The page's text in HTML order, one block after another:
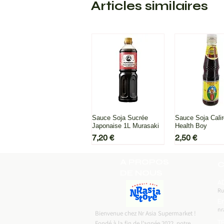
Articles similaires
Aperçu rapide
Sauce Soja Sucrée
Japonaise 1L Murasaki
Prix
7,20 €
Aperçu
Sauce Soja
Health Boy
Prix
2,50 €
Bienvenue chez Nr Asia Supermarket !